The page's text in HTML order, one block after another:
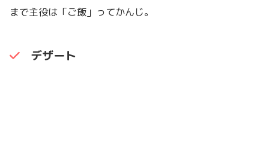
まで主役は「ご飯」ってかんじ。
デザート